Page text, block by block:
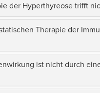
der Hyperthyreose trifft
Therapie der
ist nicht durch